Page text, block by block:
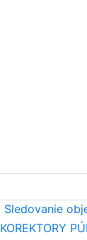
Sledovanie
KOREKTORY